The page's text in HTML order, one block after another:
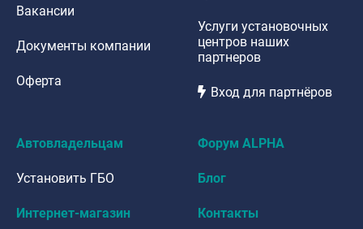
Вакансии
Документы компании
Оферта
Услуги установочных
центров наших
партнеров
Вход для партнёров
Автовладельцам
Установить ГБО
Интернет-магазин
Форум ALPHA
Блог
Контакты